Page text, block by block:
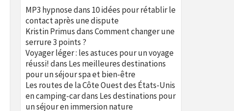
MP3 hypnosedans 10 idées pour rétablir le
contact après une dispute
Kristin PrimusdansComment changer une
serrure 3 points ?
Voyager léger : les astuces pour un voyage
réussi!dans Les meilleures destinations
pour un séjour spa et bien-être
Les routes de la Côte Ouest des États-Unis
en camping-cardans Les destinations pour
un séjour en immersion nature